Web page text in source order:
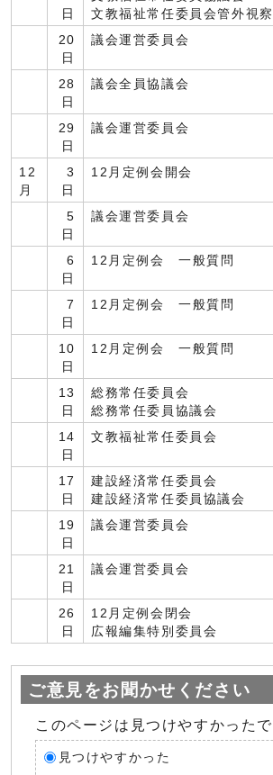
日
文教福祉常任委員会管外視察
20
日
議会運営委員会
28
日
議会全員協議会
29
日
議会運営委員会
12
月
3
日
12月定例会開会
5
日
議会運営委員会
6
日
12月定例会 一般質問
7
日
12月定例会 一般質問
10
日
12月定例会 一般質問
13
日
総務常任委員会
総務常任委員協議会
14
日
文教福祉常任委員会
17
日
建設経済常任委員会
建設経済常任委員協議会
19
日
議会運営委員会
21
日
議会運営委員会
26
日
12月定例会閉会
広報編集特別委員会
ご意見をお聞かせください
このページは見つけやすかったで
見つけやすかった